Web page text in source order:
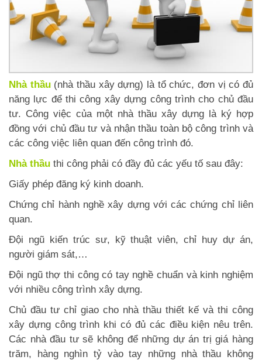
Nhà thầu (nhà thầu xây dựng) là tổ chức, đơn vị có đủ
năng lực để thi công xây dựng công trình cho chủ đầu
tư. Công việc của một nhà thầu xây dựng là ký hợp
đồng với chủ đầu tư và nhận thầu toàn bộ công trình và
các công việc liên quan đến công trình đó.
Nhà thầu thi công phải có đầy đủ các yếu tố sau đây:
Giấy phép đăng ký kinh doanh.
Chứng chỉ hành nghề xây dựng với các chứng chỉ liên
quan.
Đội ngũ kiến ​​trúc sư, kỹ thuật viên, chỉ huy dự án,
người giám sát,…
Đội ngũ thợ thi công có tay nghề chuẩn và kinh nghiệm
với nhiều công trình xây dựng.
Chủ đầu tư chỉ giao cho nhà thầu thiết kế và thi công
xây dựng công trình khi có đủ các điều kiện nêu trên.
Các nhà đầu tư sẽ không để những dự án trị giá hàng
trăm, hàng nghìn tỷ vào tay những nhà thầu không